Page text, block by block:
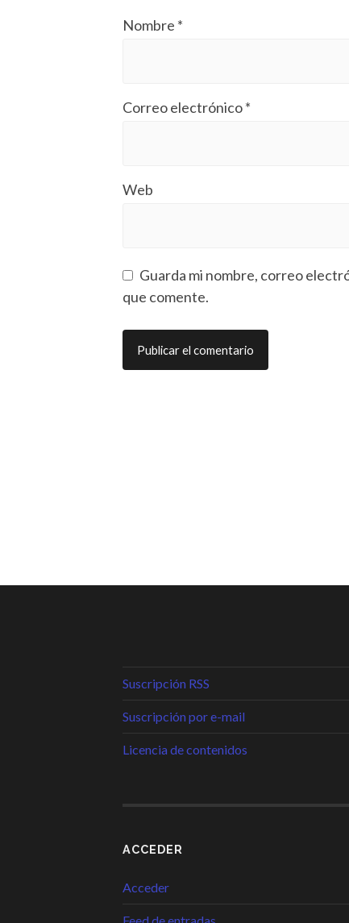
Nombre *
Correo electrónico*
Web
Guarda mi nombre, correo
que comente.
Suscripción RSS
Suscripción por e-mail
Licencia de contenidos
ACCEDER
Acceder